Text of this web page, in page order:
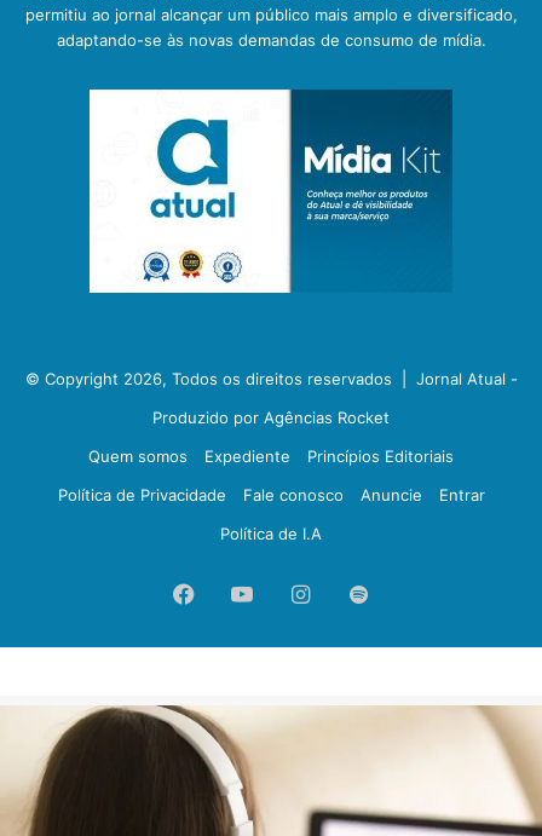
permitiu ao jornal alcançar um público mais amplo e diversificado,
adaptando-se às novas demandas de consumo de mídia.
© Copyright 2026, Todos os direitos reservados | Jornal Atual -
Produzido por Agências Rocket
Quem somos
Expediente
Princípios Editoriais
Política de Privacidade
Fale conosco Anuncie
Entrar
Política de I.A
FacebookYouTubeInstagram
Spotify